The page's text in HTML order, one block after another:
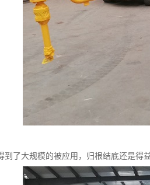
到了大规模的被应用，归根结底还是得